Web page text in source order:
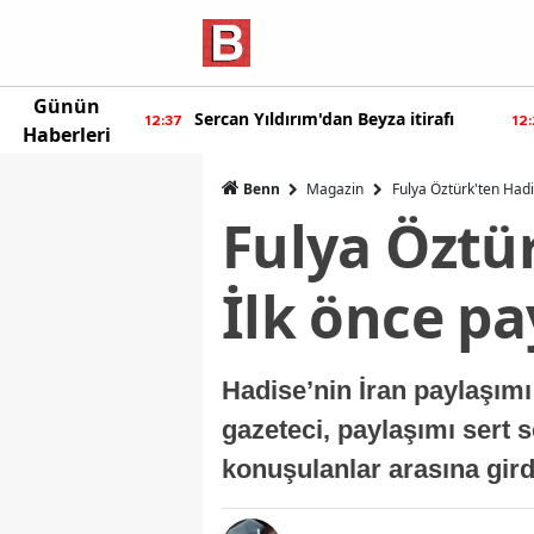
Günün
Haberleri
yeni 12:37 Sercan Yıldırım'dan Beyza itirafı
Benn Magazin Fulya Öztürk'ten
Fulya
İlk önce
Hadise’nin İran
gazeteci, paylaşımı sert
konuşulanlar arasına